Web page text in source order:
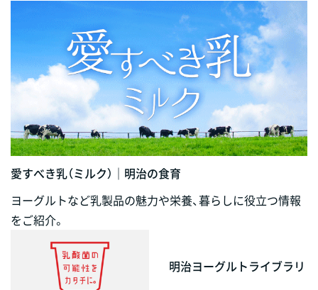
愛すべき乳（ミルク）｜明治の食育
ヨーグルトなど乳製品の魅力や栄養、暮らしに役立つ情報
をご紹介。
明治ヨーグルトライブラリ